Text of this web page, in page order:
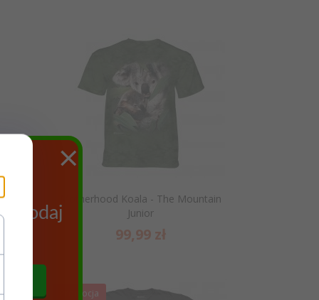
-
Motherhood Koala - The Mountain
Junior
99,99 zł
Promocja
×
podaj